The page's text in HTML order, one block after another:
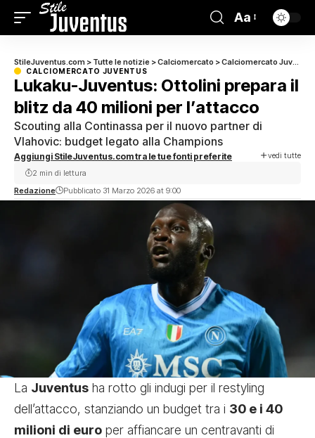
Aa
StileJuventus.com > Tutte le notizie >Calciomercato >Calciomercato Juventus
CALCIOMERCATO JUVENTUS
Lukaku-Juventus: Ottolini prepara il
blitz da 40 milioni per l’attacco
Scouting alla Continassa per il nuovo partner di
Vlahovic: budget legato alla Champions
Aggiungi StileJuventus.com tra le tue fonti preferite vedi tutte
Redazione Pubblicato 31 Marzo 2026 at 9:00
2 min di lettura
La Juventus ha rotto gli indugi per il restyling
dell’attacco, stanziando un budget tra i 30 e i 40
milioni di euro per affiancare un centravanti di